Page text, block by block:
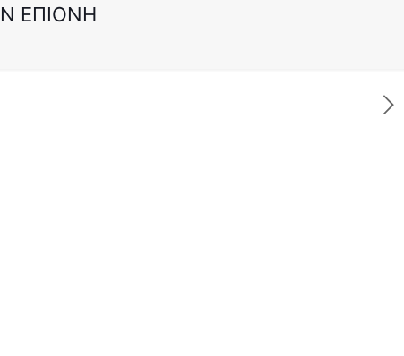
ΕΠΙΟΝΗ